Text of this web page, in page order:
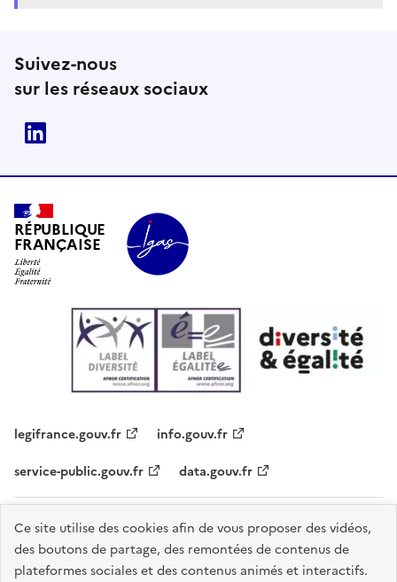
Ce site utilise des cookies afin de vous proposer des vidéos,
des boutons de partage, des remontées de contenus de
plateformes sociales et des contenus animés et interactifs.
Suivez-nous
sur les réseaux sociaux
RÉPUBLIQUE
FRANÇAISE
legifrance.gouv.fr
info.gouv.fr
service-public.gouv.fr
data.gouv.fr
Plan du site Contacts
Accessibilité - partiellement conforme
Mentions légales
Données personnelles Gestion des cookies